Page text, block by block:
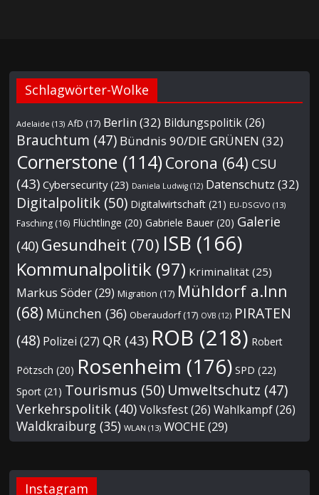
Schlagwörter-Wolke
Adelaide (13) AfD (17) Berlin (32) Bildungspolitik(26)
Brauchtum (47) Bündnis 90/DIE GRÜNEN (32)
Cornerstone (114) Corona (64) CSU
(43) Cybersecurity(23) Daniela Ludwig (12) Datenschutz (32)
Digitalpolitik (50) Digitalwirtschaft (21) EU-DSGVO (13)
Fasching (16) Flüchtlinge (20) Gabriele Bauer (20) Galerie
(40) Gesundheit (70) ISB (166)
Kommunalpolitik (97) Kriminalität (25)
Markus Söder(29) Migration (17) Mühldorf a.Inn
(68) München (36) Oberaudorf(17) OVB (12) PIRATEN
(48) Polizei (27) QR (43) ROB (218) Robert
Pötzsch (20) Rosenheim (176) SPD (22)
Sport (21) Tourismus (50) Umweltschutz (47)
Verkehrspolitik (40) Volksfest(26) Wahlkampf(26)
Waldkraiburg (35) WLAN (13) WOCHE(29)
Instagram